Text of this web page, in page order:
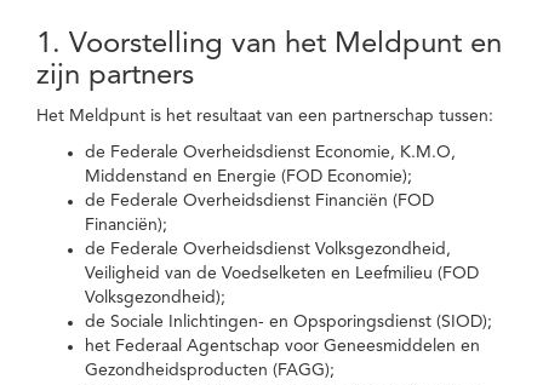
1. Voorstelling van het Meldpunt en
zijn partners
Het Meldpunt is het resultaat van een partnerschap tussen:
de Federale Overheidsdienst Economie, K.M.O,
Middenstand en Energie (FOD Economie);
de Federale Overheidsdienst Financiën (FOD
Financiën);
de Federale Overheidsdienst Volksgezondheid,
Veiligheid van de Voedselketen en Leefmilieu (FOD
Volksgezondheid);
de Sociale Inlichtingen- en Opsporingsdienst (SIOD);
het Federaal Agentschap voor Geneesmiddelen en
Gezondheidsproducten (FAGG);